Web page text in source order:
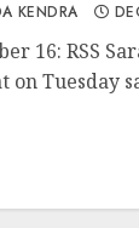
KENDRA
16: RSS
on Tuesday